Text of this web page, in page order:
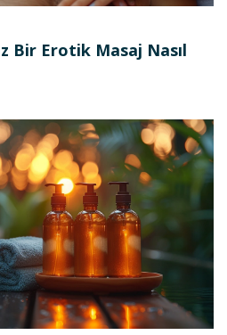
Bir Erotik Masaj Nasıl